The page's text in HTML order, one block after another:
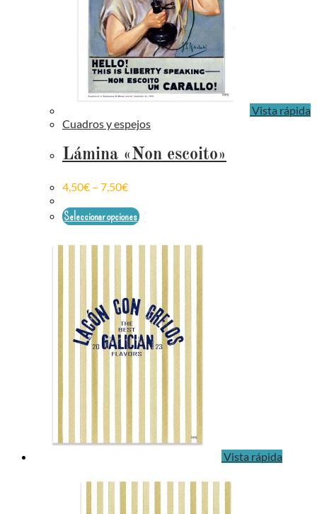
Vista rápida
Cuadros y espejos
Lámina «Non escoito»
4,50€ – 7,50€
Seleccionar opciones
Vista rápida